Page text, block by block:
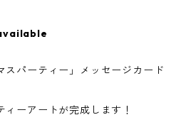
スパーティー」メッセージカード
ーアートが完成します！